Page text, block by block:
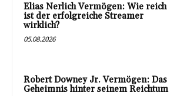
Elias Nerlich Vermögen: Wie reich
ist der erfolgreiche Streamer
wirklich?
05.08.2026
Robert Downey Jr. Vermögen: Das
Geheimnis hinter seinem Reichtum